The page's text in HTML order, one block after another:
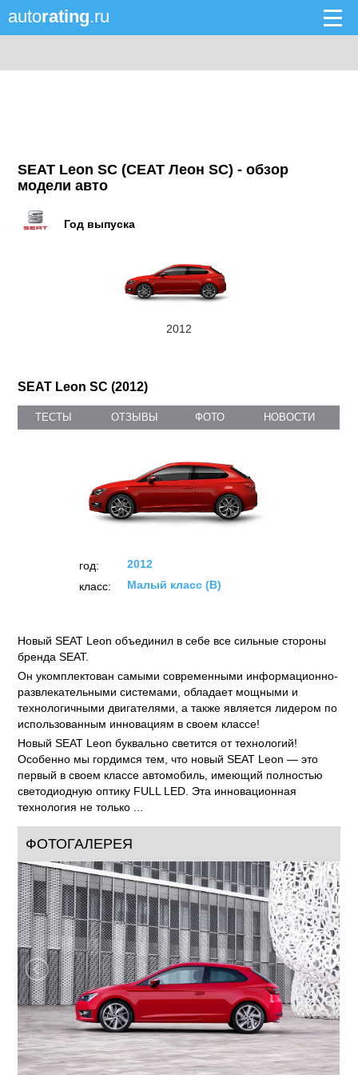
autorating.ru
SEAT Leon SC (СЕАТ Леон SC) - обзор
модели авто
Год выпуска
2012
SEAT Leon SC (2012)
ТЕСТЫ ОТЗЫВЫ ФОТО НОВОСТИ
год:
2012
класс:
Малый класс (B)
Новый SEAT Leon объединил в себе все сильные стороны
бренда SEAT.
Он укомплектован самыми современными информационно-
развлекательными системами, обладает мощными и
технологичными двигателями, а также является лидером по
использованным инновациям в своем классе!
Новый SEAT Leon буквально светится от технологий!
Особенно мы гордимся тем, что новый SEAT Leon — это
первый в своем классе автомобиль, имеющий полностью
светодиодную оптику FULL LED. Эта инновационная
технология не только ...
ФОТОГАЛЕРЕЯ